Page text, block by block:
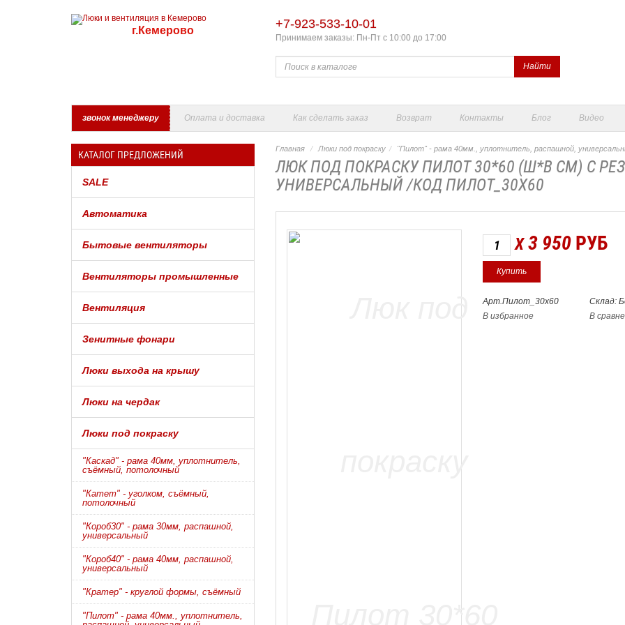
г.Кемерово +7-923-533-10-01
Принимаем заказы: Пн-Пт с 10:00 до 17:00
Найти
звонок менеджеру Оплата и доставка Как сделать заказ Возврат Контакты Блог Видео
КАТАЛОГ ПРЕДЛОЖЕНИЙ
SALE
Автоматика
Бытовые вентиляторы
Вентиляторы промышленные
Вентиляция
Зенитные фонари
Люки выхода на крышу
Люки на чердак
Люки под покраску
"Каскад" - рама 40мм, уплотнитель,
съёмный, потолочный
"Катет" - уголком, съёмный,
потолочный
"Короб30" - рама 30мм, распашной,
универсальный
"Короб40" - рама 40мм, распашной,
универсальный
"Кратер" - круглой формы, съёмный
"Пилот" - рама 40мм., уплотнитель,
Главная Люки под покраску "Пилот" - рама 40мм., уплотнитель, распашной,
ЛЮК ПОД ПОКРАСКУ ПИЛОТ 30*60 (Ш*В СМ) С
УНИВЕРСАЛЬНЫЙ /КОД ПИЛОТ_30Х60
X 3 950 РУБ
Арт.Пилот_30х60
Склад:
В избранное
В